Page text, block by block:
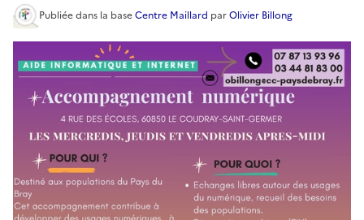
Publiéedans la baseCentre Maillard parOlivier Billong